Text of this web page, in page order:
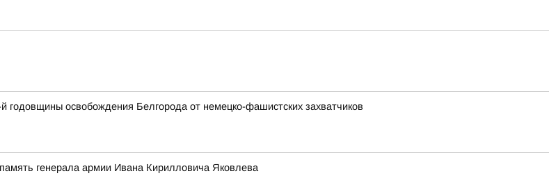
годовщины освобождения Белгорода от немецко-фашистских захватчиков
генерала армии Ивана Кирилловича Яковлева